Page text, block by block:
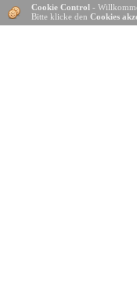
Cookie Control -
Bitte klicke den Cookies